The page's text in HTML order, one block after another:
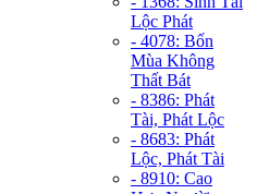
Lộc Phát
- 4078: Bốn
Mùa Không
Thất Bát
- 8386: Phát
Tài, Phát Lộc
- 8683: Phát
Lộc, Phát Tài
- 8910: Cao